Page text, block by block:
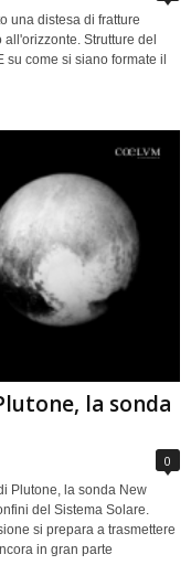
una distesa di fratture
Strutture del
su come si siano formate il
la sonda
0
Plutone, la sonda New
del Sistema Solare.
si prepara a trasmettere
in gran parte